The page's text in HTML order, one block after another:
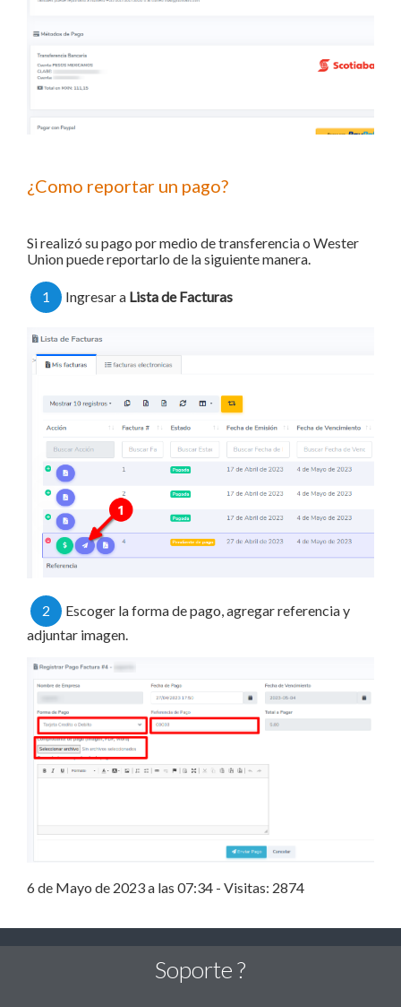
¿Como reportar un pago?
Si realizó su pago por medio de transferencia o Wester
Union puede reportarlo de la siguiente manera.
1 Ingresar a Lista de Facturas
2
Escoger la forma de pago, agregar referencia y
adjuntar imagen.
6 de Mayo de 2023 a las 07:34 - Visitas: 2874
Soporte ?